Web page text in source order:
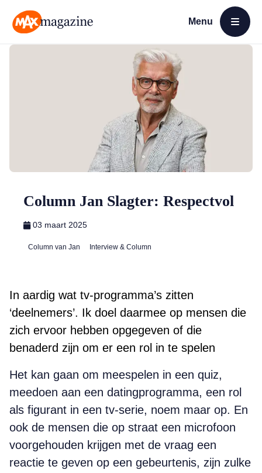
Menu
Open menu
Column Jan Slagter: Respectvol
03 maart 2025
Column van Jan Interview & Column
In aardig wat tv-programma’s zitten
‘deelnemers’. Ik doel daarmee op mensen die
zich ervoor hebben opgegeven of die
benaderd zijn om er een rol in te spelen
Het kan gaan om meespelen in een quiz,
meedoen aan een datingprogramma, een rol
als figurant in een tv-serie, noem maar op. En
ook de mensen die op straat een microfoon
voorgehouden krijgen met de vraag een
reactie te geven op een gebeurtenis, zijn zulke